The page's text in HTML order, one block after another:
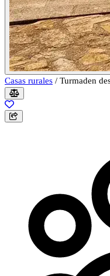
Casas rurales / Turmaden